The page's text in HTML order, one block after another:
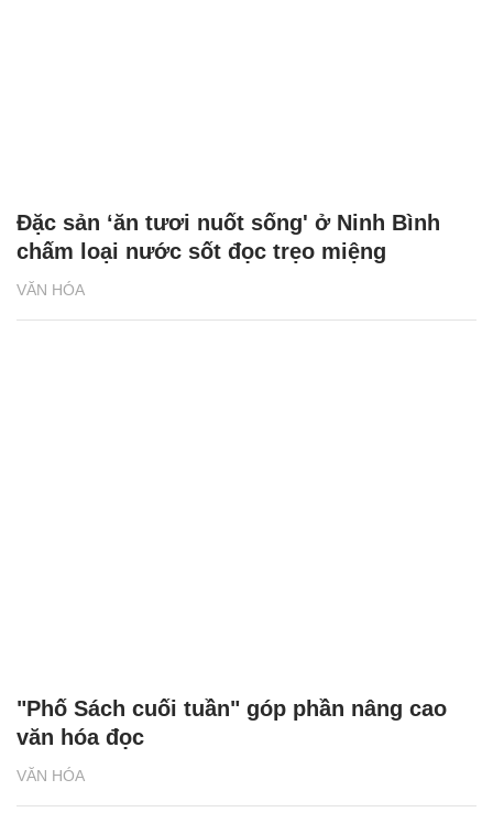
VĂN HÓA
Đặc sản ‘ăn tươi nuốt sống' ở Ninh Bình
chấm loại nước sốt đọc trẹo miệng
VĂN HÓA
"Phố Sách cuối tuần" góp phần nâng cao
văn hóa đọc